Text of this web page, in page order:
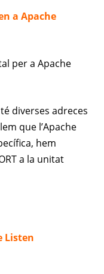
a Apache
per a Apache
diverses adreces
que l’Apache
hem
a la unitat
Listen